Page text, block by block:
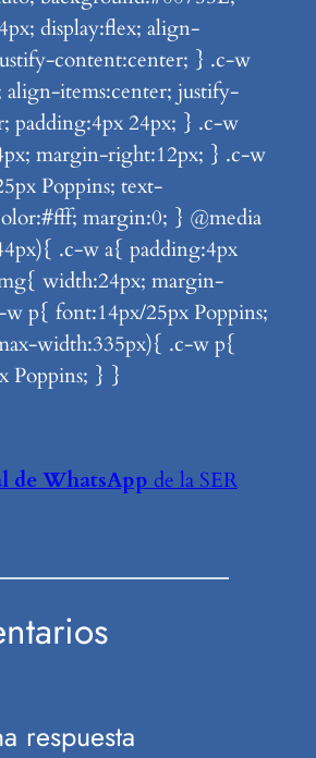
display:flex; align-
content:center; } .c-w
align-items:center; justify-
padding:4px 24px; } .c-w
margin-right:12px; } .c-w
Poppins; text-
margin:0; } @media
.c-w a{ padding:4px
width:24px; margin-
p{ font:14px/25px Poppins;
width:335px){ .c-w p{
Poppins; } }
de WhatsAppde la SER
respuesta